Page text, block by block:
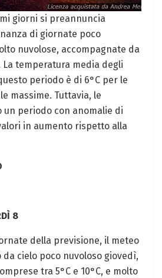
giorni si preannuncia
di giornate poco
nuvolose, accompagnate da
La temperatura media degli
periodo è di 6°C per le
massime. Tuttavia, le
un periodo con anomalie di
in aumento rispetto alla
8
della previsione, il meteo
cielo poco nuvoloso giovedì,
tra 5°C e 10°C, e molto